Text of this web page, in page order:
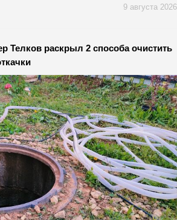
9 августа 2026
Телков раскрыл 2 способа очистить